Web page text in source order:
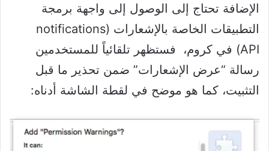
الإضافة تحتاج إلى الوصول إلى واجهة برمجة
التطبيقات الخاصة بالإشعارات (notifications
API) في كروم، فستظهر تلقائياً للمستخدمين
رسالة “عرض الإشعارات” ضمن تحذير ما قبل
التثبيت، كما هو موضح في لقطة الشاشة أدناه: